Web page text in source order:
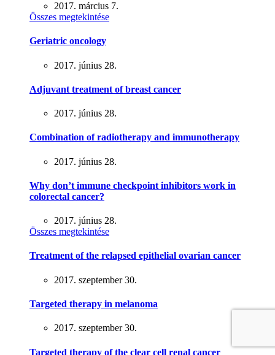
2017. március 7.
Összes megtekintése
Geriatric oncology
2017. június 28.
Adjuvant treatment of breast cancer
2017. június 28.
Combination of radiotherapy and immunotherapy
2017. június 28.
Why don’t immune checkpoint inhibitors work in
colorectal cancer?
2017. június 28.
Összes megtekintése
Treatment of the relapsed epithelial ovarian cancer
2017. szeptember 30.
Targeted therapy in melanoma
2017. szeptember 30.
Targeted therapy of the clear cell renal cancer